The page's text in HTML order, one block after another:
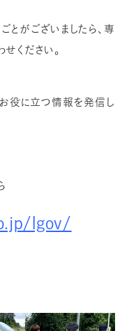
がございましたら、専
ください。​
役に立つ情報を発信し
lgov/